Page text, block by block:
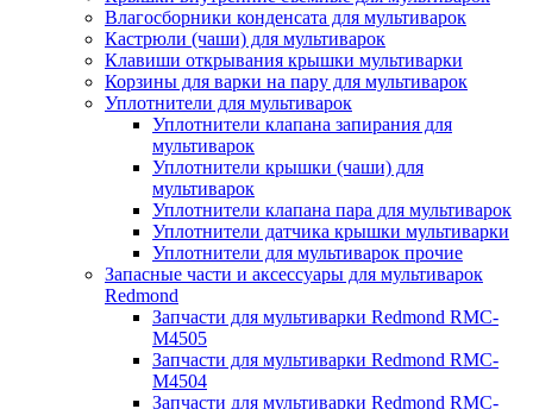
Влагосборники конденсата для мультиварок
Кастрюли (чаши) для мультиварок
Клавиши открывания крышки мультиварки
Корзины для варки на пару для мультиварок
Уплотнители для мультиварок
Уплотнители клапана запирания для
мультиварок
Уплотнители крышки (чаши) для
мультиварок
Уплотнители клапана пара для мультиварок
Уплотнители датчика крышки мультиварки
Уплотнители для мультиварок прочие
Запасные части и аксессуары для мультиварок
Redmond
Запчасти для мультиварки Redmond RMC-
M4505
Запчасти для мультиварки Redmond RMC-
M4504
Запчасти для мультиварки Redmond RMC-